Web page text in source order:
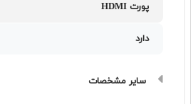
پورت HDMI
دارد
سایر مشخصات